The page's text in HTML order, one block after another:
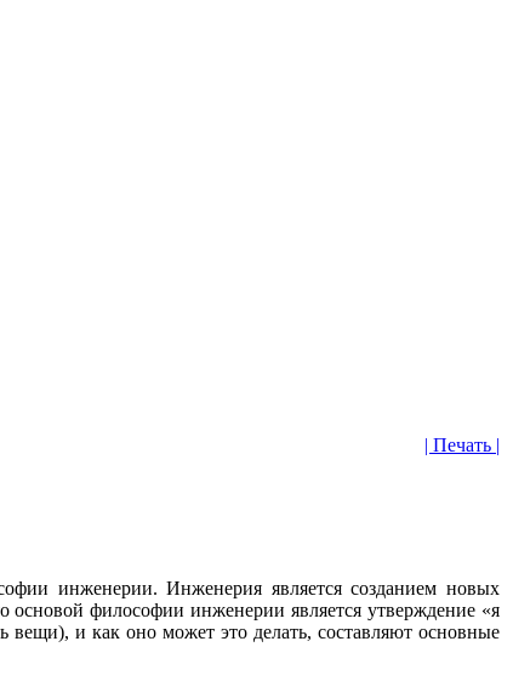
| Печать |
инженерии. Инженерия является созданием новых
философии инженерии является утверждение «я
вещи), и как оно может это делать, составляют основные